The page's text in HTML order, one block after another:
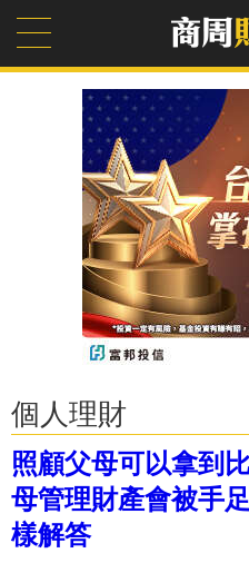
個人理財
照顧父母可以拿到
母管理財產會被手
樣解答